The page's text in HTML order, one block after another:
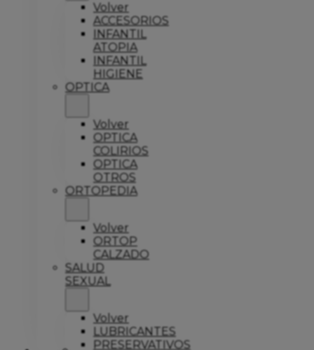
Volver
ACCESORIOS
INFANTIL
ATOPIA
INFANTIL
HIGIENE
OPTICA
Volver
OPTICA
COLIRIOS
OPTICA
OTROS
ORTOPEDIA
Volver
ORTOP
CALZADO
SALUD
SEXUAL
Volver
LUBRICANTES
PRESERVATIVOS